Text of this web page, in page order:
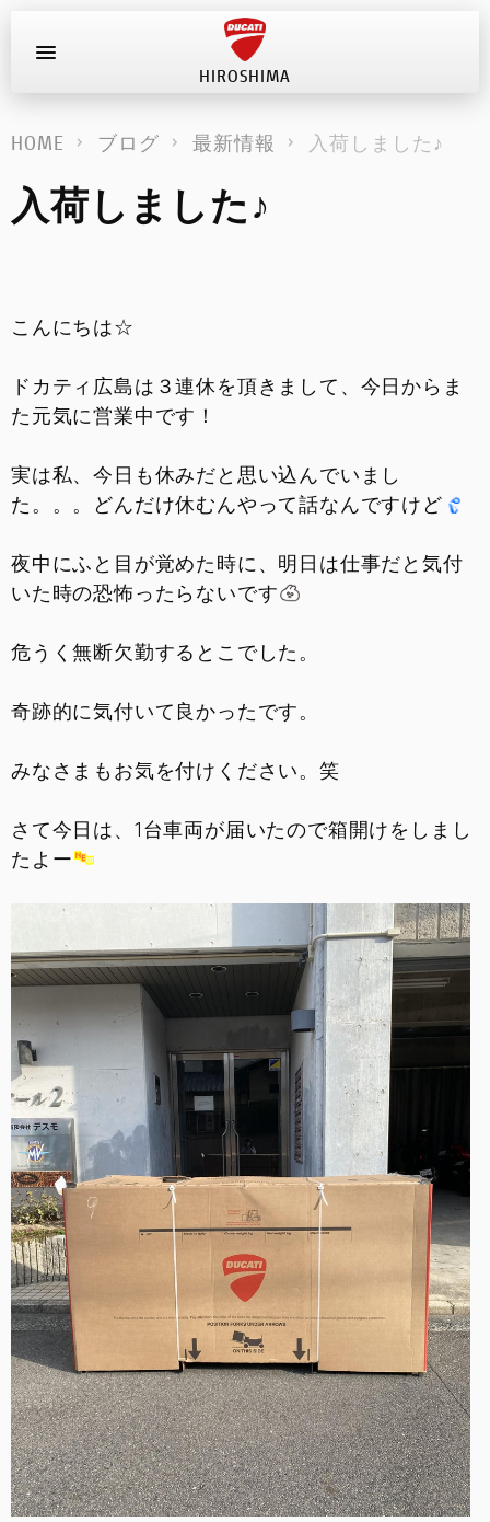
HIROSHIMA
お問い合わせ
新車
在庫車
ストア情報
ブログ
お問い合わせ
採用情報
HOME ブログ 最新情報 入荷しました♪
入荷しました♪
こんにちは☆
ドカティ広島は３連休を頂きまして、今日からま
た元気に営業中です！
実は私、今日も休みだと思い込んでいまし
た。。。どんだけ休むんやって話なんですけど
夜中にふと目が覚めた時に、明日は仕事だと気付
いた時の恐怖ったらないです
危うく無断欠勤するとこでした。
奇跡的に気付いて良かったです。
みなさまもお気を付けください。笑
さて今日は、1台車両が届いたので箱開けをしまし
たよー